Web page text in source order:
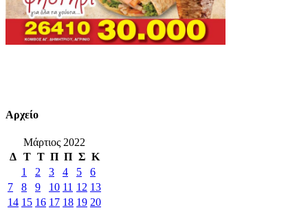
Αρχείο
Μάρτιος 2022
Δ Τ Τ Π Π Σ Κ
1
2 3 4 5
6
7
8 9 10 11 12 13
14 15 16 17 18 19 20